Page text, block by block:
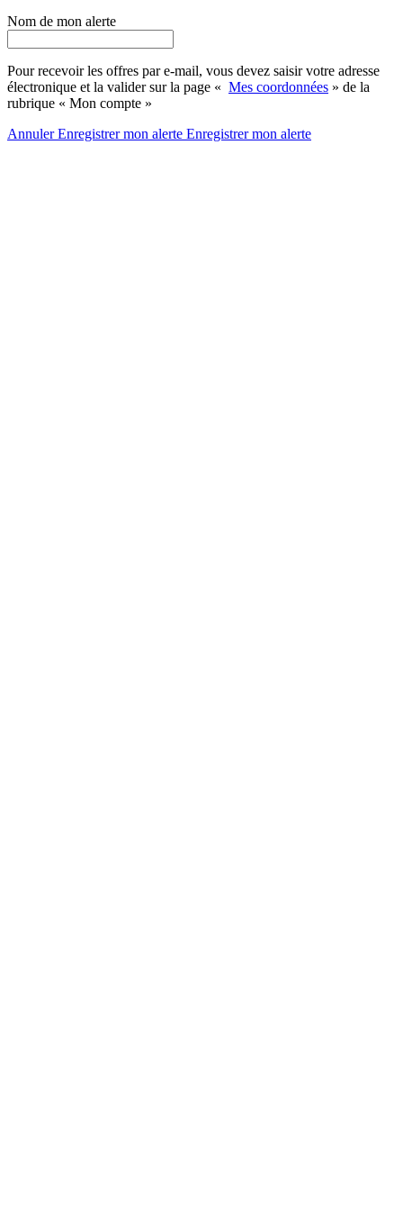
Nom de mon alerte
Pour recevoir les offres par e-mail, vous devez saisir votre adresse
électronique et la valider sur la page « Mes coordonnées » de la
rubrique « Mon compte »
AnnulerEnregistrer mon alerte Enregistrermon alerte